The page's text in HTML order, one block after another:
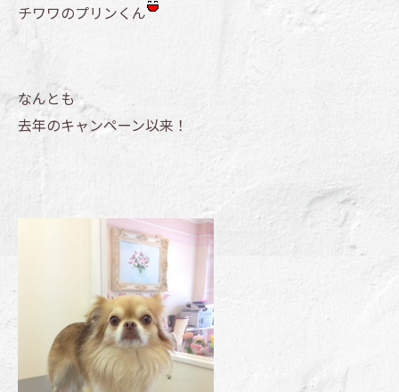
チワワのプリンくん
なんとも
去年のキャンペーン以来！